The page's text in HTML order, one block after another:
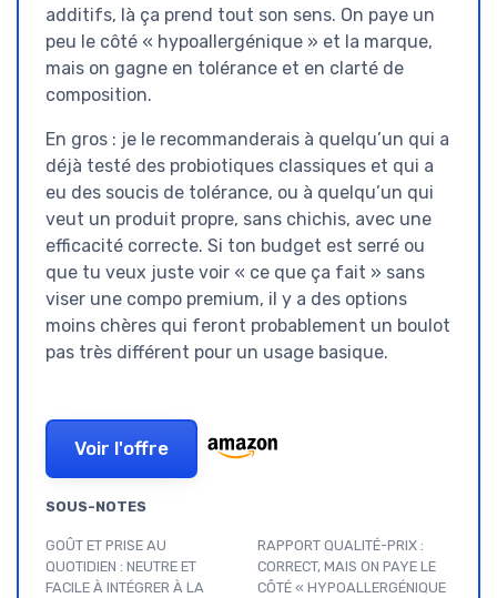
additifs, là ça prend tout son sens. On paye un
peu le côté « hypoallergénique » et la marque,
mais on gagne en tolérance et en clarté de
composition.
En gros : je le recommanderais à quelqu’un qui a
déjà testé des probiotiques classiques et qui a
eu des soucis de tolérance, ou à quelqu’un qui
veut un produit propre, sans chichis, avec une
efficacité correcte. Si ton budget est serré ou
que tu veux juste voir « ce que ça fait » sans
viser une compo premium, il y a des options
moins chères qui feront probablement un boulot
pas très différent pour un usage basique.
Voir l'offre
SOUS-NOTES
GOÛT ET PRISE AU
QUOTIDIEN : NEUTRE ET
FACILE À INTÉGRER À LA
RAPPORT QUALITÉ-PRIX :
CORRECT, MAIS ON PAYE LE
CÔTÉ « HYPOALLERGÉNIQUE